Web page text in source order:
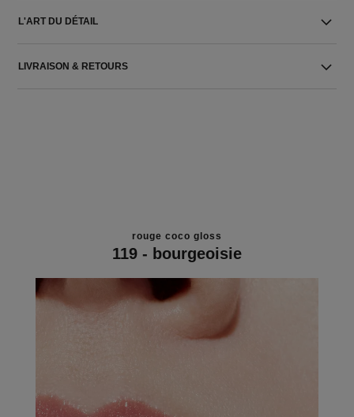
L'ART DU DÉTAIL
LIVRAISON & RETOURS
rouge coco gloss
119 - bourgeoisie